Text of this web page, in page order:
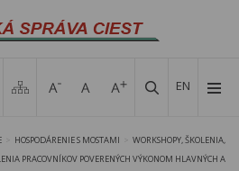
EN
HOSPODÁRENIE S MOSTAMI
WORKSHOPY, ŠKOLENIA,
PRACOVNÍKOV POVERENÝCH VÝKONOM HLAVNÝCH A